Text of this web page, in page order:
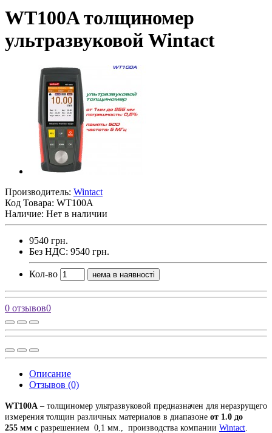
WT100A толщиномер
ультразвуковой Wintact
Производитель: Wintact
Код Товара: WT100A
Наличие: Нет в наличии
9540 грн.
Без НДС: 9540 грн.
Кол-во нема в наявності
0 отзывов0
Описание
Отзывов (0)
WT100A – толщиномер ультразвуковой предназначен для неразрущего
измерения толщин различных материалов в диапазоне от 1.0 до
255 мм с разрешением 0,1 мм., производства компании Wintact